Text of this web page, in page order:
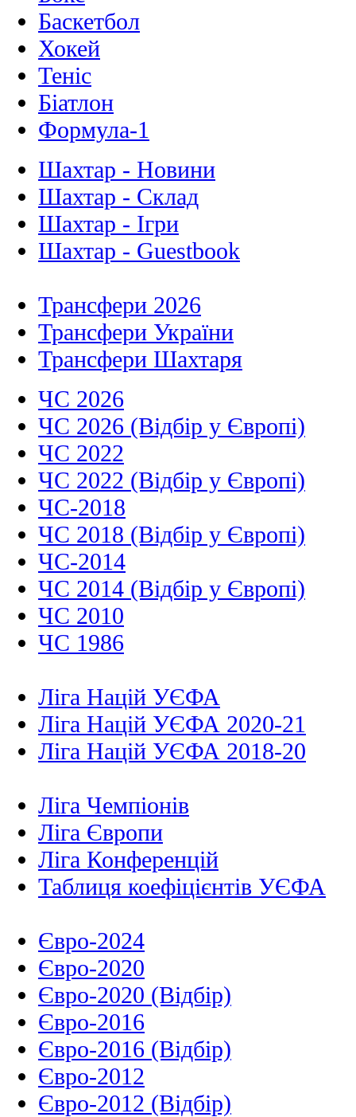
Баскетбол
Хокей
Теніс
Біатлон
Формула-1
Шахтар - Новини
Шахтар - Склад
Шахтар - Ігри
Шахтар - Guestbook
Трансфери 2026
Трансфери України
Трансфери Шахтаря
ЧС 2026
ЧС 2026 (Відбір у Європі)
ЧС 2022
ЧС 2022 (Відбір у Європі)
ЧС-2018
ЧС 2018 (Відбір у Європі)
ЧС-2014
ЧС 2014 (Відбір у Європі)
ЧС 2010
ЧС 1986
Ліга Націй УЄФА
Ліга Націй УЄФА 2020-21
Ліга Націй УЄФА 2018-20
Ліга Чемпіонів
Ліга Європи
Ліга Конференцій
Таблиця коефіцієнтів УЄФА
Євро-2024
Євро-2020
Євро-2020 (Відбір)
Євро-2016
Євро-2016 (Відбір)
Євро-2012
Євро-2012 (Відбір)